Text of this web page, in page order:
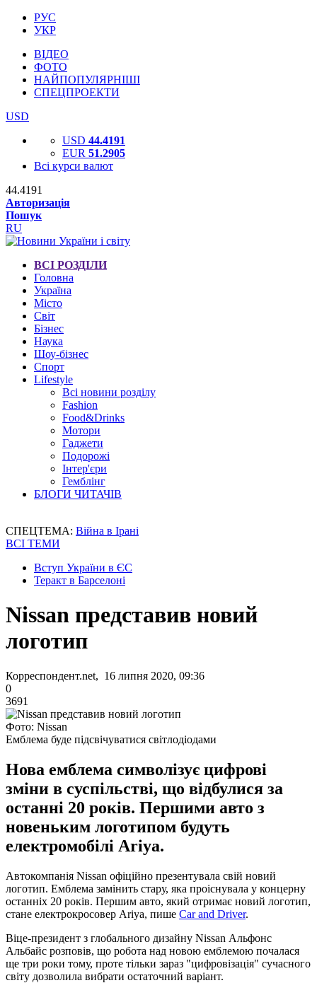
РУС
УКР
ВІДЕО
ФОТО
НАЙПОПУЛЯРНІШІ
СПЕЦПРОЕКТИ
USD
USD 44.4191
EUR 51.2905
Всі курси валют
44.4191
Авторизація
Пошук
RU
ВСІ РОЗДІЛИ
Головна
Україна
Місто
Світ
Бізнес
Наука
Шоу-бізнес
Спорт
Lifestyle
Всі новини розділу
Fashion
Food&Drinks
Мотори
Гаджети
Подорожі
Інтер'єри
Гемблінг
БЛОГИ ЧИТАЧІВ
СПЕЦТЕМА: Війна в Ірані
ВСІ ТЕМИ
Вступ України в ЄС
Теракт в Барселоні
Nissan представив новий
логотип
Корреспондент.net, 16 липня 2020, 09:36
0
3691
Фото: Nissan
Емблема буде підсвічуватися світлодіодами
Нова емблема символізує цифрові
зміни в суспільстві, що відбулися за
останні 20 років. Першими авто з
новеньким логотипом будуть
електромобілі Ariya.
Автокомпанія Nissan офіційно презентувала свій новий
логотип. Емблема замінить стару, яка проіснувала у концерну
останніх 20 років. Першим авто, який отримає новий логотип,
стане електрокросовер Ariya, пише Car and Driver.
Віце-президент з глобального дизайну Nissan Альфонс
Альбайс розповів, що робота над новою емблемою почалася
ще три роки тому, проте тільки зараз "цифровізація" сучасного
світу дозволила вибрати остаточний варіант.